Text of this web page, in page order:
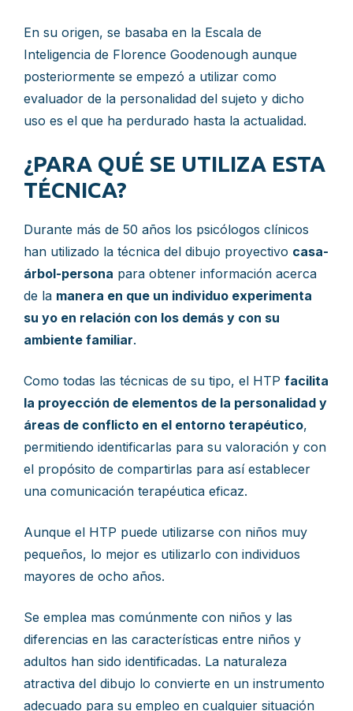
En su origen, se basaba en la Escala de
Inteligencia de Florence Goodenough aunque
posteriormente se empezó a utilizar como
evaluador de la personalidad del sujeto y dicho
uso es el que ha perdurado hasta la actualidad.
¿PARA QUÉ SE UTILIZA ESTA
TÉCNICA?
Durante más de 50 años los psicólogos clínicos
han utilizado la técnica del dibujo proyectivo casa-
árbol-persona para obtener información acerca
de la manera en que un individuo experimenta
su yo en relación con los demás y con su
ambiente familiar.
Como todas las técnicas de su tipo, el HTP facilita
la proyección de elementos de la personalidad y
áreas de conflicto en el entorno terapéutico,
permitiendo identificarlas para su valoración y con
el propósito de compartirlas para así establecer
una comunicación terapéutica eficaz.
Aunque el HTP puede utilizarse con niños muy
pequeños, lo mejor es utilizarlo con individuos
mayores de ocho años.
Se emplea mas comúnmente con niños y las
diferencias en las características entre niños y
adultos han sido identificadas. La naturaleza
atractiva del dibujo lo convierte en un instrumento
adecuado para su empleo en cualquier situación